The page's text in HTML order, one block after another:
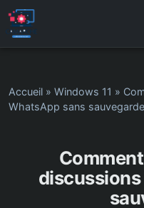
Accueil » Windows 11 »
WhatsApp sans sauvegarde